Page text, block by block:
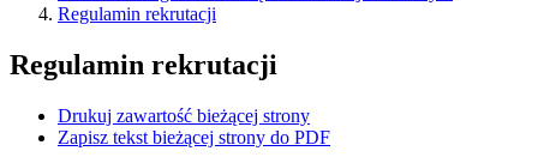
Regulamin rekrutacji
Regulamin rekrutacji
Drukuj zawartość bieżącej strony
Zapisz tekst bieżącej strony do PDF